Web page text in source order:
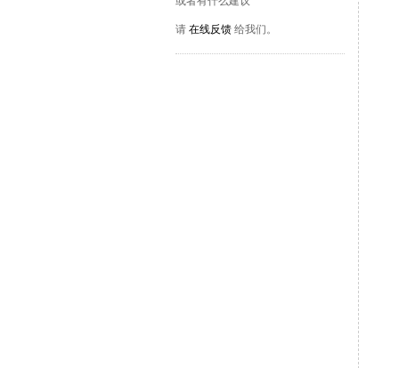
请 在线反馈 给我们。